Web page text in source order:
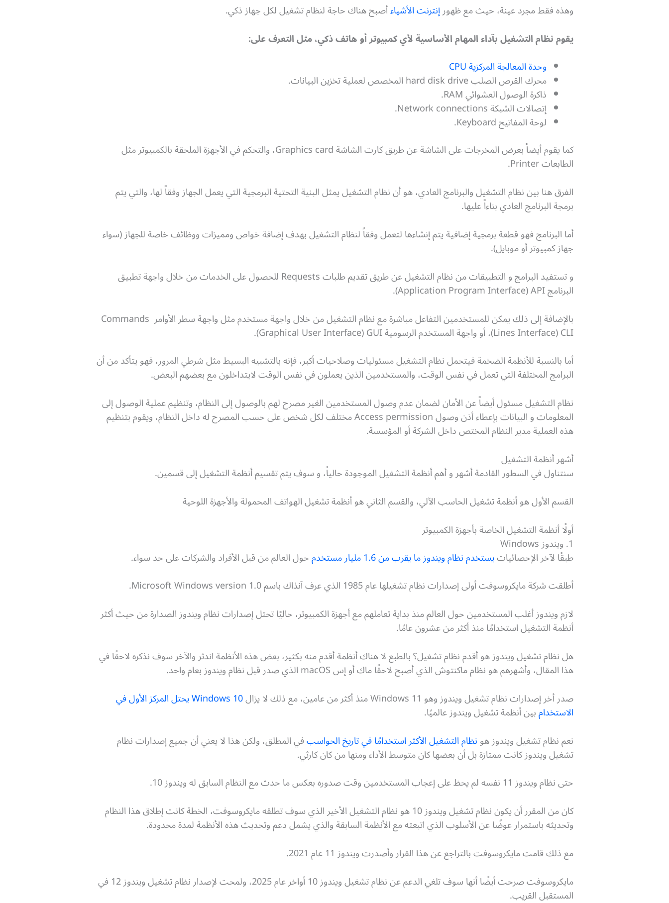
وهذه فقط مجرد عينة، حيث مع ظهورإنترنت الأشياءأصبح هناك حاجة لنظام تشغيل لكل جهاز ذكي.
يقوم نظام التشغيل بآداء المهام الأساسية لأي كمبيوتر أو هاتف ذكي، مثل التعرف على:
وحدة المعالجة المركزية CPU
محرك القرص الصلب hard disk drive المخصص لعملية تخزين البيانات.
ذاكرة الوصول العشوائي RAM.
إتصالات الشبكة Network connections.
لوحة المفاتيح Keyboard.
كما يقوم أيضاً بعرض المخرجات على الشاشة عن طريق كارت الشاشة Graphics card، والتحكم في الأجهزة الملحقة بالكمبيوتر مثل
الطابعات Printer.
الفرق هنا بين نظام التشغيل والبرنامج العادي، هو أن نظام التشغيل يمثل البنية التحتية البرمجية التي يعمل الجهاز وفقاً لها، والتي يتم
برمجة البرنامج العادي بناءاً عليها.
أما البرنامج فهو قطعة برمجية إضافية يتم إنشاءها لتعمل وفقاً لنظام التشغيل بهدف إضافة خواص ومميزات ووظائف خاصة للجهاز (سواء
جهاز كمبيوتر أو موبايل).
و تستفيد البرامج و التطبيقات من نظام التشغيل عن طريق تقديم طلبات Requests للحصول على الخدمات من خلال واجهة تطبيق
البرنامج Application Program Interface) API).
بالإضافة إلى ذلك يمكن للمستخدمين التفاعل مباشرة مع نظام التشغيل من خلال واجهة مستخدم مثل واجهة سطر الأوامر Commands
Lines Interface) CLI)، أو واجهة المستخدم الرسومية Graphical User Interface) GUI).
أما بالنسبة للأنظمة الضخمة فيتحمل نظام التشغيل مسئوليات وصلاحيات أكبر، فإنه بالتشبيه البسيط مثل شرطي المرور، فهو يتأكد من أن
البرامج المختلفة التي تعمل في نفس الوقت، والمستخدمين الذين يعملون في نفس الوقت لايتداخلون مع بعضهم البعض.
نظام التشغيل مسئول أيضاً عن الأمان لضمان عدم وصول المستخدمين الغير مصرح لهم بالوصول إلى النظام، وتنظيم عملية الوصول إلى
المعلومات و البيانات بإعطاء أذن وصول Access permission مختلف لكل شخص على حسب المصرح له داخل النظام، ويقوم بتنظيم
هذه العملية مدير النظام المختص داخل الشركة أو المؤسسة.
أشهر أنظمة التشغيل
سنتناول في السطور القادمة أشهر و أهم أنظمة التشغيل الموجودة حالياً، و سوف يتم تقسيم أنظمة التشغيل إلى قسمين.
القسم الأول هو أنظمة تشغيل الحاسب الآلي، والقسم الثاني هو أنظمة تشغيل الهواتف المحمولة والأجهزة اللوحية
أولًا أنظمة التشغيل الخاصة بأجهزة الكمبيوتر
1. ويندوز Windows
طبقًا لآخر الإحصائياتيستخدم نظام ويندوز ما يقرب من 1.6 مليار مستخدم
حول العالم من قبل الأفراد والشركات على حد سواء.
أطلقت شركة مايكروسوفت أولى إصدارات نظام تشغيلها عام 1985 الذي عرف آنذاك باسم Microsoft Windows version 1.0.
لازم ويندوز أغلب المستخدمين حول العالم منذ بداية تعاملهم مع أجهزة الكمبيوتر، حاليًا تحتل إصدارات نظام ويندوز الصدارة من حيث أكثر
أنظمة التشغيل استخدامًا منذ أكثر من عشرون عامًا.
هل نظام تشغيل ويندوز هو أقدم نظام تشغيل؟ بالطبع لا هناك أنظمة أقدم منه بكثير، بعض هذه الأنظمة اندثر والآخر سوف نذكره لاحقًا في
هذا المقال، وأشهرهم هو نظام ماكنتوش الذي أصبح لاحقًا ماك أو إس macOS الذي صدر قبل نظام ويندوز بعام واحد.
صدر أخر إصدارات نظام تشغيل ويندوز وهو Windows 11 منذ أكثر من عامين، مع ذلك لا يزال
Windows 10 يحتل المركز الأول في
الاستخدامبين أنظمة تشغيل ويندوز عالميًا.
نعم نظام تشغيل ويندوز هونظام التشغيل الأكثر استخدامًا في تاريخ الحواسبفي المطلق، ولكن هذا لا يعني أن جميع إصدارات نظام
تشغيل ويندوز كانت ممتازة بل أن بعضها كان متوسط الأداء ومنها من كان كارثي.
حتى نظام ويندوز 11 نفسه لم يحظ على إعجاب المستخدمين وقت صدوره بعكس ما حدث مع النظام السابق له ويندوز 10.
كان من المقرر أن يكون نظام تشغيل ويندوز 10 هو نظام التشغيل الأخير الذي سوف تطلقه مايكروسوفت، الخطة كانت إطلاق هذا النظام
وتحديثه باستمرار عوضًا عن الأسلوب الذي اتبعته مع الأنظمة السابقة والذي يشمل دعم وتحديث هذه الأنظمة لمدة محدودة.
مع ذلك قامت مايكروسوفت بالتراجع عن هذا القرار وأصدرت ويندوز 11 عام 2021.
مايكروسوفت صرحت أيضًا أنها سوف تلغي الدعم عن نظام تشغيل ويندوز 10 أواخر عام 2025، ولمحت لإصدار نظام تشغيل ويندوز 12 في
المستقبل القريب.